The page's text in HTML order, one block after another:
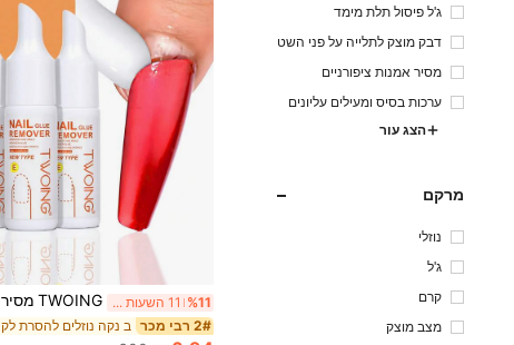
ג'ל פיסול תלת מימד
דבק מוצק לתלייה על פני השט
מסיר אמנות ציפורניים
ערכות בסיס ומעילים עליונים
הצג עור
מרקם
נוזלי
ג'ל
קרם
מצב מוצק
%11 11 השעות האחרונות
2# רבי מכר ב נקה נוזלים להסרת לק